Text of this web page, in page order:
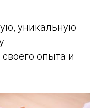
уникальную
опыта и